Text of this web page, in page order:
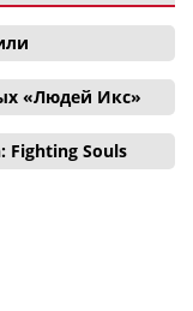
«Людей Икс»
Fighting Souls